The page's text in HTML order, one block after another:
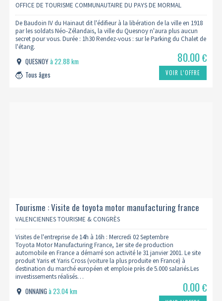
OFFICE DE TOURISME COMMUNAUTAIRE DU PAYS DE MORMAL
De Baudoin IV du Hainaut dit l'édifieur à la libération de la ville en 1918
par les soldats Néo-Zélandais, la ville du Quesnoy n'aura plus aucun
secret pour vous. Durée : 1h30 Rendez-vous : sur le Parking du Chalet de
l'étang.
QUESNOYà 22.88 km
Tous âges
80.00€
VOIR L’OFFRE
Tourisme : Visite de toyota motor manufacturing france
02/09 (complet)
VALENCIENNES TOURISME & CONGRÈS
Visites de l'entreprise de 14h à 16h : Mercredi 02 Septembre
Toyota Motor Manufacturing France, 1er site de production
automobile en France a démarré son activité le 31 janvier 2001. Le site
produit Yaris et Yaris Cross (voiture la plus produite en France) à
destination du marché européen et emploie près de 5.000 salariés.Les
investissements réalisés…
ONNAINGà 23.04 km
0.00€